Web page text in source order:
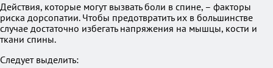
Действия, которые могут вызвать боли в спине, – факторы
риска дорсопатии. Чтобы предотвратить их в большинстве
случае достаточно избегать напряжения на мышцы, кости и
ткани спины.
Следует выделить: